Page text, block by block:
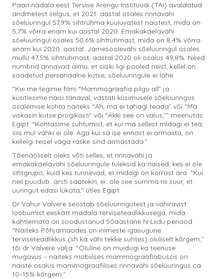
Paari nädala eest Tervise Arengu Instituudi (TAI) avaldatud
andmetest selgus, et 2021. aastal osales rinnavähi
sõeluuringul 57,9% sihtrühma kuuluvatest naistest, mida on
5,7% võrra enam kui aastal 2020. Emakakaelavähi
sõeluuringul osales 50,6% sihtrühmast, mida on 8,4% võrra
enam kui 2020. aastal. Jämesoolevähi sõeluuringul osales
mullu 47,5% sihtrühmast, aastal 2020 oli osalus 49,8%. Need
numbrid annavad aimu, et siiski ligi pooled neist, kellel on
saadetud personaalne kutse, sõeluuringule ei lähe.
“Kui me tegime filmi “Mammograafia pilgu all” ja
küsitlesime naisi tänaval, vastati küsimusele sõeluuringus
osalemise kohta näiteks “Ah, ma ei tahagi teada” või “Ma
viskasin kutse prügikasti” või “Äkki see on valus,”” meenutas
Egipt. “Kohtasime suhtumist, et kui ma sellest midagi ei tea,
siis mul vähki ei ole. Aga kui sa ise ennast ei armasta, on
kellelgi teisel väga raske sind armastada.”
Tõenäoliselt oleks võti selles, et rinnavähi ja
emakakaelavähi sõeluuringule tuleksid ka naised, kes ei ole
sihtgrupis, kuid kes tunnevad, et midagi on korrast ära. “Kui
neil puudub arsti saatekiri, ei ole see summa nii suur, et
uuringut edasi lükata,” ütles Egipt.
Dr Vahur Valvere seostab sõeluuringutest ja vähiravist
loobumist eeskätt madala terviseteadlikkusega, mida
kahtlemata on soodustanud 50aastane N-Liidu periood.
“Näiteks Põhjamaades on inimeste igasugune
terviseteadlikkus (sh ka vähi tekke suhtes) oluliselt kõrgem,”
tõi dr Valvere välja. “Oluline on muidugi ka teenuse
mugavus – näiteks mobiilses mammograafiabussis on
naiste osalus mammograafilises rinnavähi sõeluuringus ca
10–15% kõrgem.”